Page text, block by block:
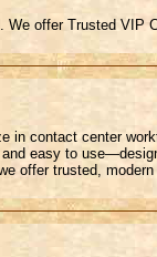
offer Trusted VIP
in contact center
easy to
offer trusted,